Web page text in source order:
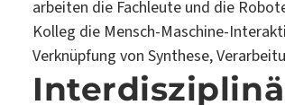
arbeiten die Fachleute und die
Kolleg die Mensch-Maschine-
Verknüpfung von Synthese,